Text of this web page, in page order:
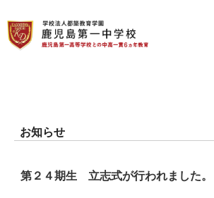
お知らせ
第２４期生 立志式が行われました。